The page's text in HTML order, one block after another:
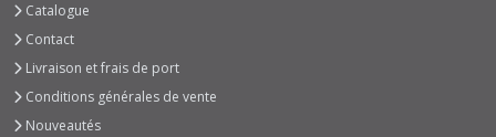
Catalogue
Contact
Livraison et frais de port
Conditions générales de vente
Nouveautés